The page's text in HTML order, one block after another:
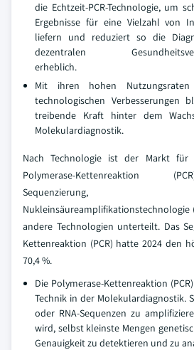
die Echtzeit-PCR-Technologie, um
Ergebnisse für eine Vielzahl von
liefern und reduziert so die
dezentralen
erheblich.
Mit ihren hohen
technologischen Verbesserungen
treibende Kraft hinter dem
Molekulardiagnostik.
Nach Technologie ist der Markt für
Polymerase-Kettenreaktion
Sequenzierung,
Nukleinsäureamplifikationstechnologie
andere Technologien unterteilt. Das
Kettenreaktion (PCR) hatte 2024 den
70,4 %.
Die Polymerase-Kettenreaktion
Technik in der Molekulardiagnostik.
oder RNA-Sequenzen zu
wird, selbst kleinste Mengen
Genauigkeit zu detektieren und zu